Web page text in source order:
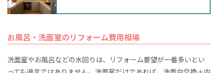
お風呂・洗面室のリフォーム費用相場
洗面室やお風呂などの水回りは、リフォーム要望が一番多いとい